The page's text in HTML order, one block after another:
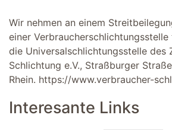
Wir nehmen an einem
einer
die Universalschlichtungsstelle des
Schlichtung e.V., Straßburger
Rhein. https://www.verbraucher-
Interesante Links